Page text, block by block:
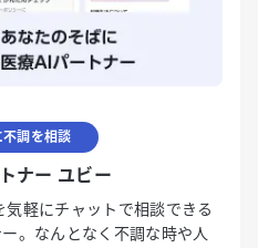
調を相談
ナー ユビー
軽にチャットで相談できる
。なんとなく不調な時や人